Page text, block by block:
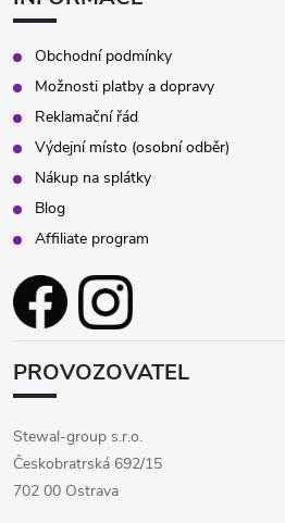
Obchodní podmínky
Možnosti platby a dopravy
Reklamační řád
Výdejní místo (osobní odběr)
Nákup na splátky
Blog
Affiliate program
PROVOZOVATEL
Stewal-group s.r.o.
Českobratrská 692/15
702 00 Ostrava